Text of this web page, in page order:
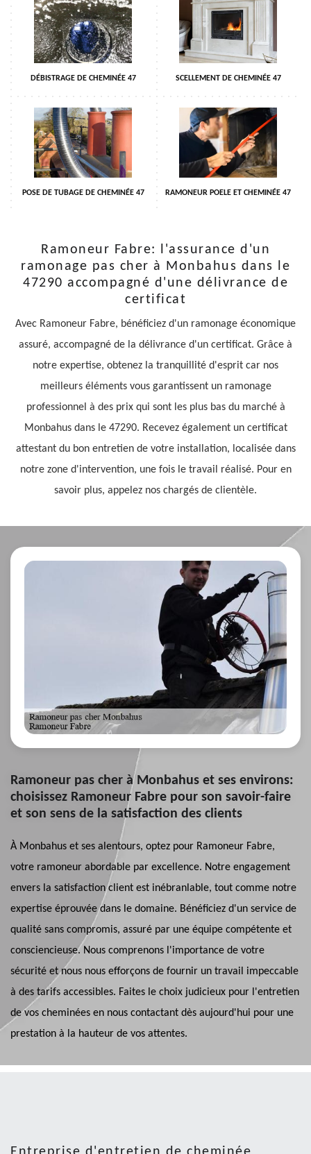
DÉBISTRAGE DE CHEMINÉE 47 SCELLEMENT DE CHEMINÉE 47
POSE DE TUBAGE DE CHEMINÉE 47 RAMONEUR POELE ET CHEMINÉE 47
Ramoneur Fabre: l'assurance d'un
ramonage pas cher à Monbahus dans le
47290 accompagné d'une délivrance de
certificat
Avec Ramoneur Fabre, bénéficiez d'un ramonage économique
assuré, accompagné de la délivrance d'un certificat. Grâce à
notre expertise, obtenez la tranquillité d'esprit car nos
meilleurs éléments vous garantissent un ramonage
professionnel à des prix qui sont les plus bas du marché à
Monbahus dans le 47290. Recevez également un certificat
attestant du bon entretien de votre installation, localisée dans
notre zone d'intervention, une fois le travail réalisé. Pour en
savoir plus, appelez nos chargés de clientèle.
Ramoneur pas cher à Monbahus et ses environs:
choisissez Ramoneur Fabre pour son savoir-faire
et son sens de la satisfaction des clients
À Monbahus et ses alentours, optez pour Ramoneur Fabre,
votre ramoneur abordable par excellence. Notre engagement
envers la satisfaction client est inébranlable, tout comme notre
expertise éprouvée dans le domaine. Bénéficiez d'un service de
qualité sans compromis, assuré par une équipe compétente et
consciencieuse. Nous comprenons l'importance de votre
sécurité et nous nous efforçons de fournir un travail impeccable
à des tarifs accessibles. Faites le choix judicieux pour l'entretien
de vos cheminées en nous contactant dès aujourd'hui pour une
prestation à la hauteur de vos attentes.